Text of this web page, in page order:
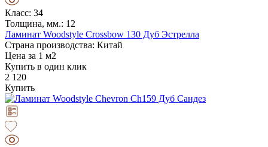
Класс: 34
Толщина, мм.: 12
Ламинат Woodstyle Crossbow 130 Дуб Эстрелла
Страна производства: Китай
Цена за 1 м2
Купить в один клик
2 120
Купить